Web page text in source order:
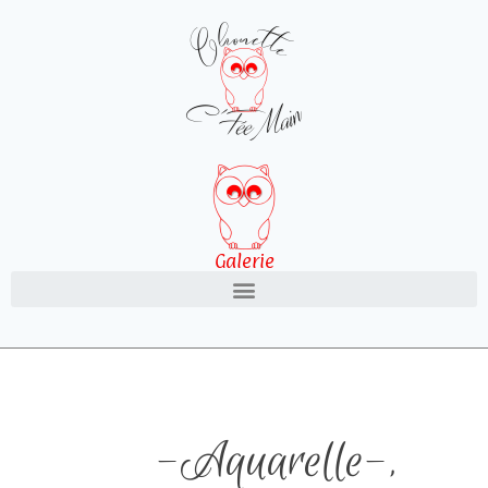
Galerie
-Aquarelle-,